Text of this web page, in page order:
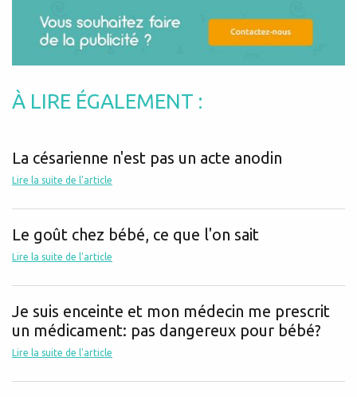
À LIRE ÉGALEMENT :
La césarienne n'est pas un acte anodin
Lire la suite de l'article
Le goût chez bébé, ce que l'on sait
Lire la suite de l'article
Je suis enceinte et mon médecin me prescrit
un médicament: pas dangereux pour bébé?
Lire la suite de l'article